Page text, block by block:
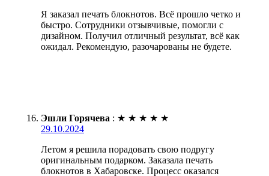
Я заказал печать блокнотов. Всё прошло четко и
быстро. Сотрудники отзывчивые, помогли с
дизайном. Получил отличный результат, всё как
ожидал. Рекомендую, разочарованы не будете.
Эшли Горячева : ★ ★ ★ ★ ★
29.10.2024
Летом я решила порадовать свою подругу
оригинальным подарком. Заказала печать
блокнотов в Хабаровске. Процесс оказался